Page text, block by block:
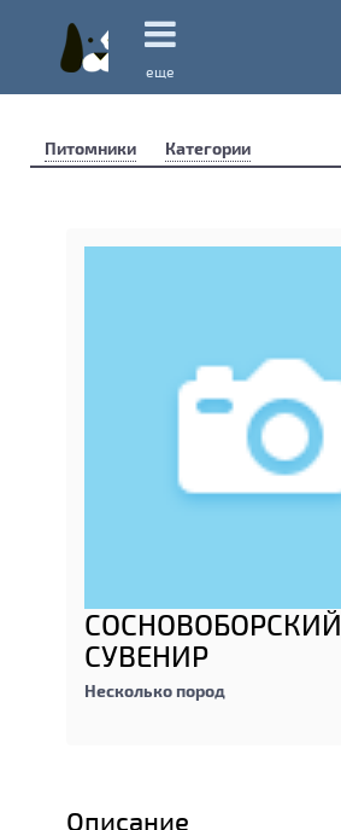
еще
Питомники Категории
СОСНОВОБОРСКИЙ
СУВЕНИР
Несколько пород
Описание